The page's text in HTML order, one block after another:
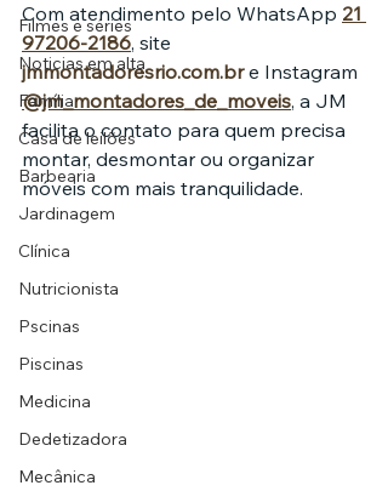
Filmes e séries
Noticias em alta
Família
Casa de leilões
Barbearia
Jardinagem
Clínica
Nutricionista
Pscinas
Piscinas
Medicina
Dedetizadora
Mecânica
Com atendimento pelo WhatsApp 21
97206-2186, site
jmmontadoresrio.com.br e Instagram
@jm_montadores_de_moveis, a JM
facilita o contato para quem precisa
montar, desmontar ou organizar
móveis com mais tranquilidade.